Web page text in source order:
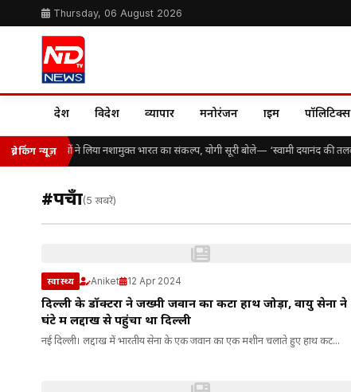
Thursday, 06 August 2026
देश विदेश व्यापार मनोरंजन क्राइम पॉलिटिक्स
ब्रेकिंग न्यूज़
सैकड़ों विद्यार्थियों ने लिया नशामुक्त भारत का संकल्प, योगी सूरी बोले— ‘स्वामी दयानंद की
#पहुँचा(5 खबरें)
स्वास्थ्य Aniket 12 Apr 2024
दिल्ली के डॉक्टरों ने जख्मी जवान का कटा हाथ जोड़ा, वायु सेना ने
घंटे में लद्दाख से पहुंचा था दिल्ली
नई दिल्ली। लद्दाख में भारतीय सेना के एक जवान का एक मशीन चलाते हुए हाथ कट...